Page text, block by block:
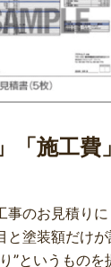
「施工
事のお見積り
と塗装額だけ
”というもの